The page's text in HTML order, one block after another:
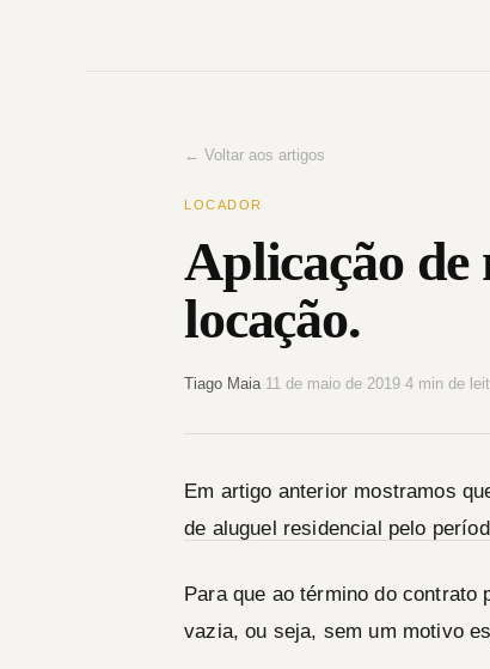
← Voltar aos artigos
LOCADOR
Aplicação de
locação.
Tiago Maia 11 de maio de 2019 4 min de
Em artigo anterior mostramos
de aluguel residencial pelo
Para que ao término do contrato
vazia, ou seja, sem um motivo